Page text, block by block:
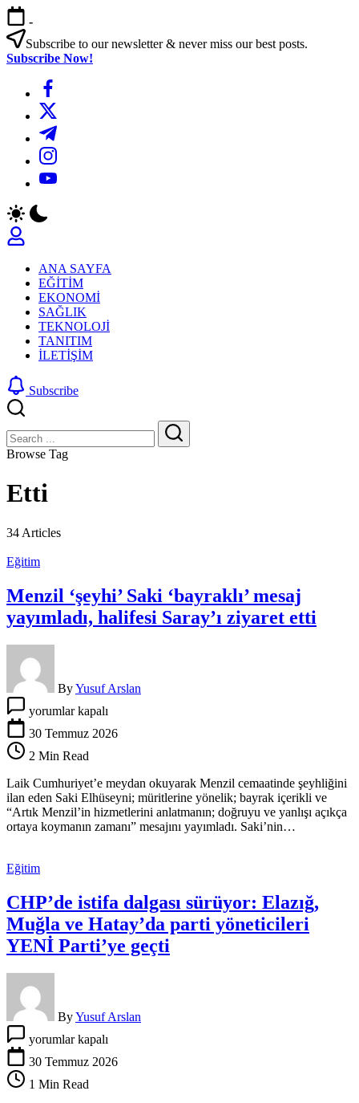
Skip
to
content
-
Subscribe to our newsletter & never miss our best posts.
Subscribe Now!
https://www.facebook.com/
https://twitter.com/
https://t.me/
https://www.instagram.com/
https://youtube.com/
ANA SAYFA
EĞİTİM
EKONOMİ
SAĞLIK
TEKNOLOJİ
TANITIM
İLETİŞİM
Subscribe
Search
Search
Browse Tag
Etti
34 Articles
Eğitim
Menzil ‘şeyhi’ Saki ‘bayraklı’ mesaj
yayımladı, halifesi Saray’ı ziyaret etti
ByYusuf Arslan
‘şeyhi’
Saki
mesaj
halifesi
Saray’ı
ziyaret
etti
yorumlar kapalı
30 Temmuz 2026
2 Min Read
Laik Cumhuriyet’e meydan okuyarak Menzil cemaatinde şeyhliğini
ilan eden Saki Elhüseyni; müritlerine yönelik; bayrak içerikli ve
“Artık Menzil’in hizmetlerini anlatmanın; doğruyu ve yanlışı açıkça
ortaya koymanın zamanı” mesajını yayımladı. Saki’nin…
Eğitim
CHP’de istifa dalgası sürüyor: Elazığ,
Muğla ve Hatay’da parti yöneticileri
YENİ Parti’ye geçti
ByYusuf Arslan
istifa
dalgası
Elazığ,
yorumlar kapalı
30 Temmuz 2026
1 Min Read